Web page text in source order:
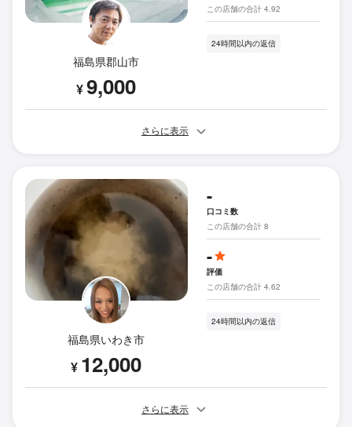
福島県郡山市
¥9,000
この店舗の合計 4.92
24時間以内の返信
さらに表示
福島県いわき市
¥ 12,000
-
口コミ数
この店舗の合計 8
-
評価
この店舗の合計 4.62
24時間以内の返信
さらに表示